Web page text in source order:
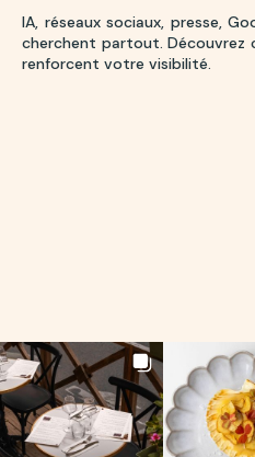
IA, réseaux sociaux, presse,
cherchent partout. Découvrez
renforcent votre visibilité.